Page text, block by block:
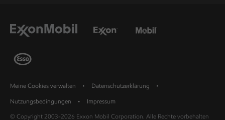
Meine Cookies verwalten Datenschutzerklärung
Nutzungsbedingungen
Impressum
© Copyright 2003-2026 Exxon Mobil Corporation. Alle Rechte vorbehalten